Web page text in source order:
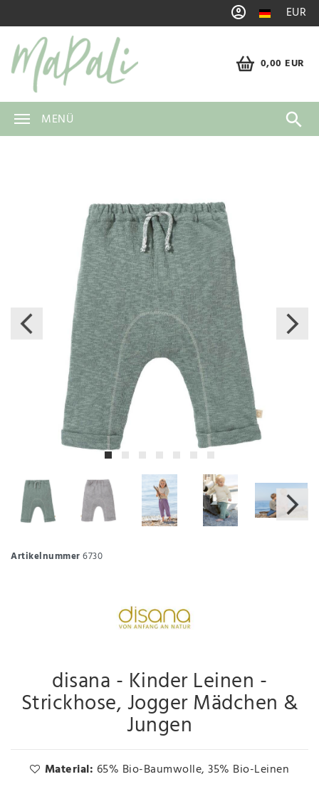
EUR
0,00 EUR
MENÜ
Artikelnummer6730
disana - Kinder Leinen -
Strickhose, Jogger Mädchen &
Jungen
Material: 65% Bio-Baumwolle, 35% Bio-Leinen